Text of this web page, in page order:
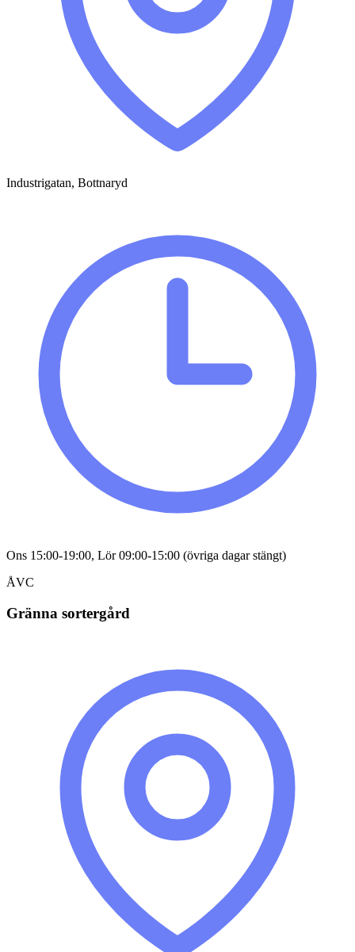
Industrigatan, Bottnaryd
Ons 15:00-19:00, Lör 09:00-15:00 (övriga dagar stängt)
ÅVC
Gränna sortergård